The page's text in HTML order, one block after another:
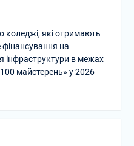
коледжі, які отримають
на
інфраструктури в межах
майстерень» у 2026